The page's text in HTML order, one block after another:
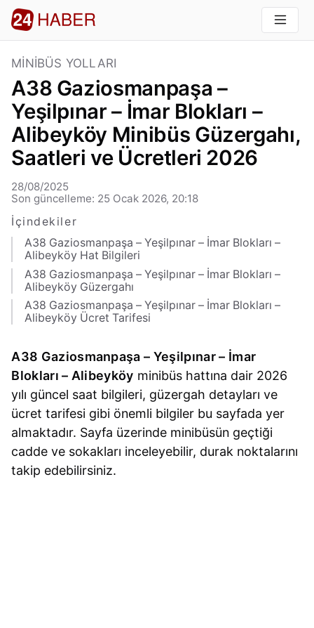
MINIBÜS YOLLARI
A38 Gaziosmanpaşa –
Yeşilpınar – İmar Blokları –
Alibeyköy Minibüs Güzergahı,
Saatleri ve Ücretleri 2026
28/08/2025
Son güncelleme: 25 Ocak 2026, 20:18
İçindekiler
A38 Gaziosmanpaşa – Yeşilpınar – İmar Blokları –
Alibeyköy Hat Bilgileri
A38 Gaziosmanpaşa – Yeşilpınar – İmar Blokları –
Alibeyköy Güzergahı
A38 Gaziosmanpaşa – Yeşilpınar – İmar Blokları –
Alibeyköy Ücret Tarifesi
A38 Gaziosmanpaşa – Yeşilpınar – İmar
Blokları – Alibeyköy minibüs hattına dair 2026
yılı güncel saat bilgileri, güzergah detayları ve
ücret tarifesi gibi önemli bilgiler bu sayfada yer
almaktadır. Sayfa üzerinde minibüsün geçtiği
cadde ve sokakları inceleyebilir, durak noktalarını
takip edebilirsiniz.